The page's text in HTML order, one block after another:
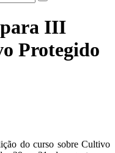
para III
Protegido
do curso sobre Cultivo